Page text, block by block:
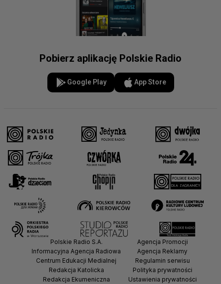
Pobierz aplikację Polskie Radio
Google Play App Store
Polskie Radio S.A.
Informacyjna Agencja Radiowa
Centrum Edukacji Medialnej
Redakcja Katolicka
Redakcja Ekumeniczna
Agencja Promocji
Agencja Reklamy
Regulamin serwisu
Polityka prywatności
Ustawienia prywatności